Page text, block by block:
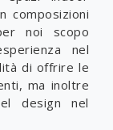
composizioni
noi scopo
nel
di offrire le
ma inoltre
design nel